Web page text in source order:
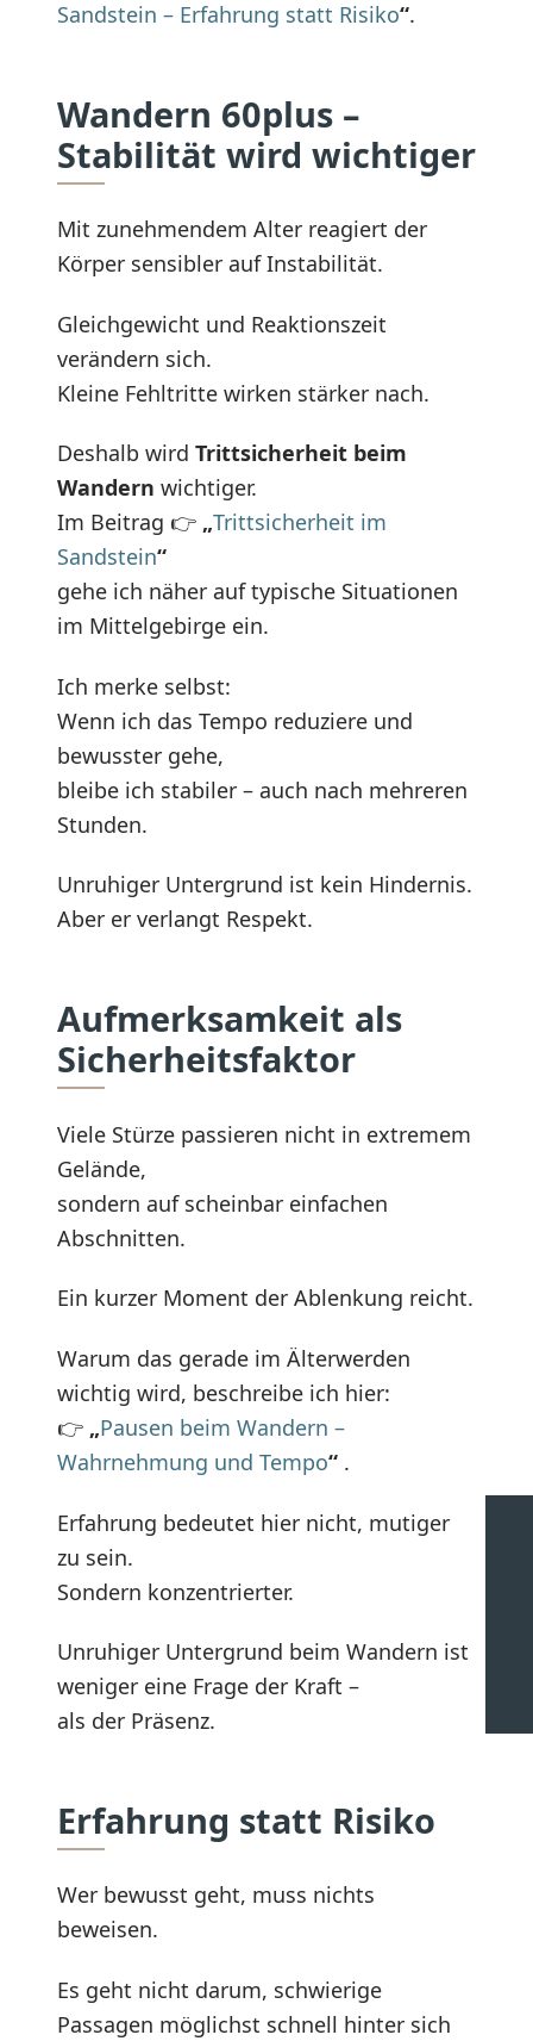
Sandstein – Erfahrung statt Risiko“.
Wandern 60plus –
Stabilität wird wichtiger
Mit zunehmendem Alter reagiert der
Körper sensibler auf Instabilität.
Gleichgewicht und Reaktionszeit
verändern sich.
Kleine Fehltritte wirken stärker nach.
Deshalb wird Trittsicherheit beim
Wandern wichtiger.
Im Beitrag 👉 „Trittsicherheit im
Sandstein“
gehe ich näher auf typische Situationen
im Mittelgebirge ein.
Ich merke selbst:
Wenn ich das Tempo reduziere und
bewusster gehe,
bleibe ich stabiler – auch nach mehreren
Stunden.
Unruhiger Untergrund ist kein Hindernis.
Aber er verlangt Respekt.
Aufmerksamkeit als
Sicherheitsfaktor
Viele Stürze passieren nicht in extremem
Gelände,
sondern auf scheinbar einfachen
Abschnitten.
Ein kurzer Moment der Ablenkung reicht.
Warum das gerade im Älterwerden
wichtig wird, beschreibe ich hier:
👉 „Pausen beim Wandern –
Wahrnehmung und Tempo“ .
Erfahrung bedeutet hier nicht, mutiger
zu sein.
Sondern konzentrierter.
Unruhiger Untergrund beim Wandern ist
weniger eine Frage der Kraft –
als der Präsenz.
Erfahrung statt Risiko
Wer bewusst geht, muss nichts
beweisen.
Es geht nicht darum, schwierige
Passagen möglichst schnell hinter sich